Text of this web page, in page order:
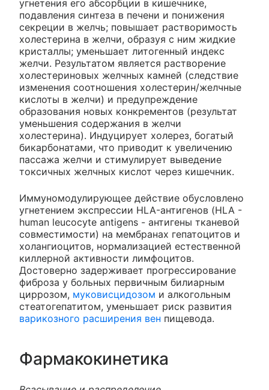
угнетения его абсорбции в кишечнике,
подавления синтеза в печени и понижения
секреции в желчь; повышает растворимость
холестерина в желчи, образуя с ним жидкие
кристаллы; уменьшает литогенный индекс
желчи. Результатом является растворение
холестериновых желчных камней (следствие
изменения соотношения холестерин/желчные
кислоты в желчи) и предупреждение
образования новых конкрементов (результат
уменьшения содержания в желчи
холестерина). Индуцирует холерез, богатый
бикарбонатами, что приводит к увеличению
пассажа желчи и стимулирует выведение
токсичных желчных кислот через кишечник.
Иммуномодулирующее действие обусловлено
угнетением экспрессии HLA-антигенов (HLA -
human leucocyte antigens - антигены тканевой
совместимости) на мембранах гепатоцитов и
холангиоцитов, нормализацией естественной
киллерной активности лимфоцитов.
Достоверно задерживает прогрессирование
фиброза у больных первичным билиарным
циррозом, муковисцидозом и алкогольным
стеатогепатитом, уменьшает риск развития
варикозного расширения вен пищевода.
Фармакокинетика